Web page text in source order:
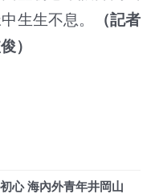
生生不息。
（記者
）
心 海內外青年井岡山